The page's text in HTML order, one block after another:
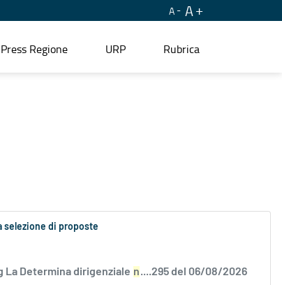
A A
Press Regione URP Rubrica
selezione di proposte
La Determina dirigenziale n....295 del 06/08/2026